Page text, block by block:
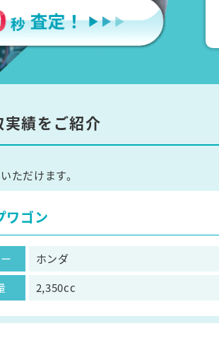
績をご紹介
ただけます。
ワゴン
ホンダ
2,350cc